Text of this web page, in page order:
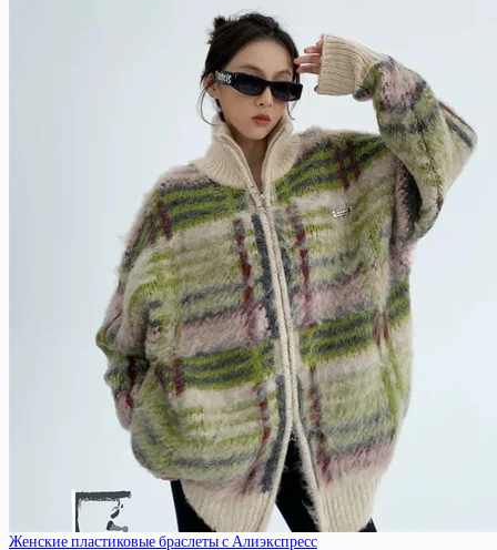
Женские пластиковые браслеты с Алиэкспресс